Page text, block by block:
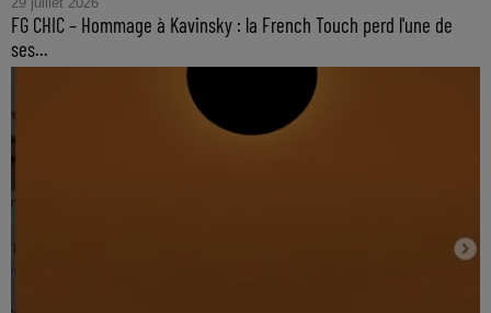
FG CHIC – Hommage à Kavinsky : la French Touch perd l'une de
ses...